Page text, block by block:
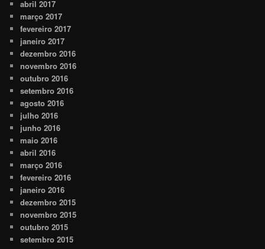
abril 2017
março 2017
fevereiro 2017
janeiro 2017
dezembro 2016
novembro 2016
outubro 2016
setembro 2016
agosto 2016
julho 2016
junho 2016
maio 2016
abril 2016
março 2016
fevereiro 2016
janeiro 2016
dezembro 2015
novembro 2015
outubro 2015
setembro 2015